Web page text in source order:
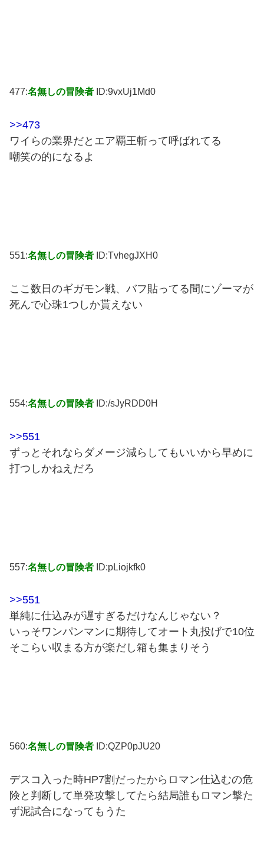
477:名無しの冒険者 ID:9vxUj1Md0
>>473
ワイらの業界だとエア覇王斬って呼ばれてる
嘲笑の的になるよ
551:名無しの冒険者 ID:TvhegJXH0
ここ数日のギガモン戦、バフ貼ってる間にゾーマが
死んで心珠1つしか貰えない
554:名無しの冒険者 ID:/sJyRDD0H
>>551
ずっとそれならダメージ減らしてもいいから早めに
打つしかねえだろ
557:名無しの冒険者 ID:pLiojkfk0
>>551
単純に仕込みが遅すぎるだけなんじゃない？
いっそワンパンマンに期待してオート丸投げで10位
そこらい収まる方が楽だし箱も集まりそう
560:名無しの冒険者 ID:QZP0pJU20
デスコ入った時HP7割だったからロマン仕込むの危
険と判断して単発攻撃してたら結局誰もロマン撃た
ず泥試合になってもうた